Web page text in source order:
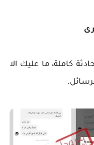
كاملة، ما عليك الا